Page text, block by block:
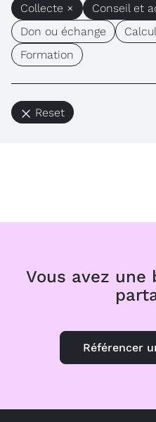
Collecte ×
Conseil et
Don ou échange
Formation
Reset
Vous avez une
Référencer